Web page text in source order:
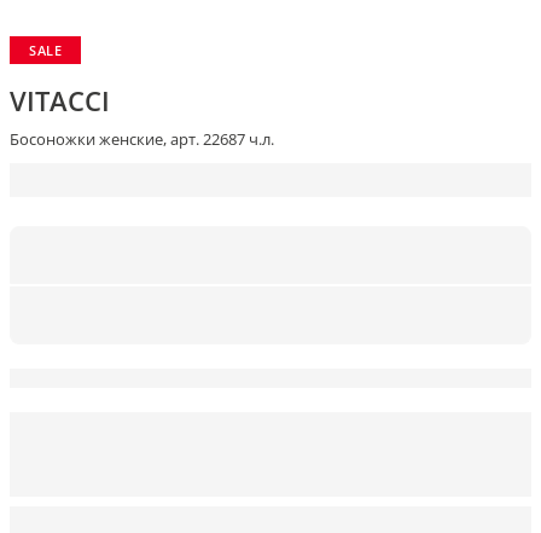
SALE
VITACCI
Босоножки женские, арт. 22687 ч.л.